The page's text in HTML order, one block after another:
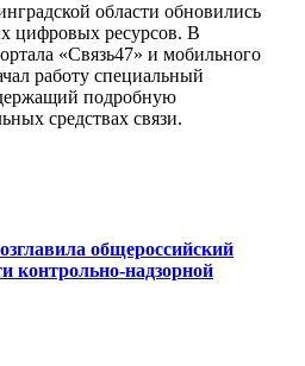
области обновились
цифровых ресурсов. В
«Связь47» и мобильного
работу специальный
подробную
средствах связи.
общероссийский
контрольно-надзорной